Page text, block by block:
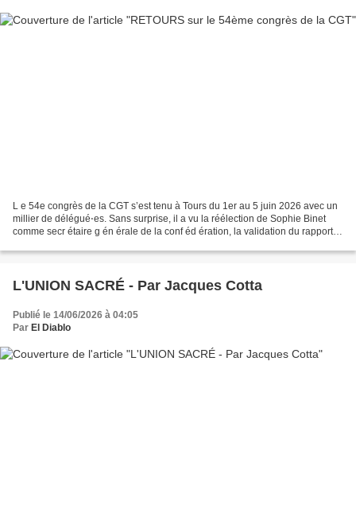
L e 54e congrès de la CGT s’est tenu à Tours du 1er au 5 juin 2026 avec un
millier de délégué⋅es. Sans surprise, il a vu la réélection de Sophie Binet
comme secr étaire g én érale de la conf éd ération, la validation du rapport d
L'UNION SACRÉ - Par Jacques Cotta
Publié le 14/06/2026 à 04:05
Par El Diablo